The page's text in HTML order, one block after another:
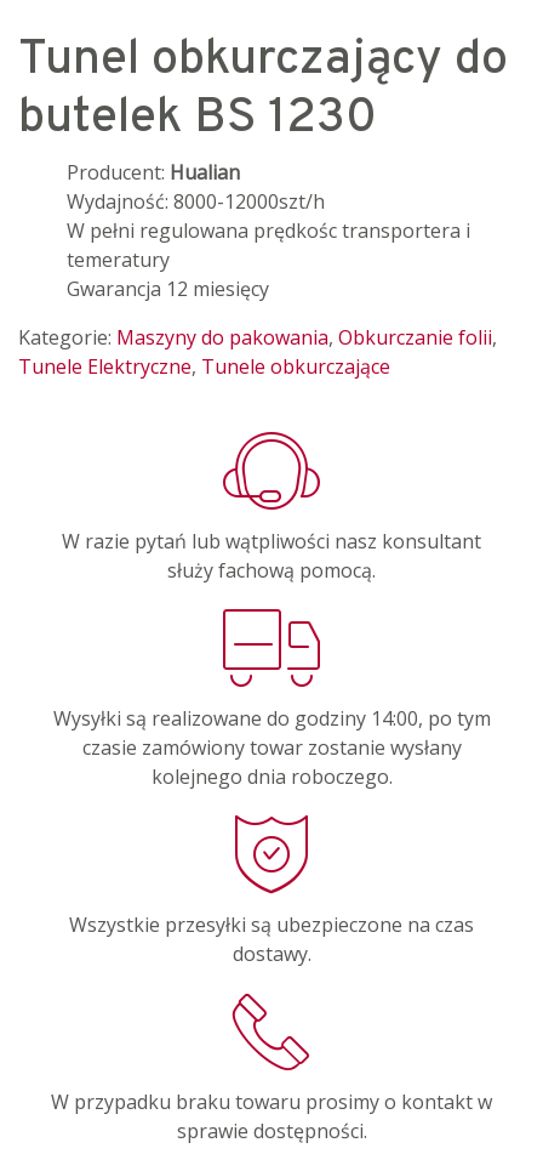
Tunel obkurczający do
butelek BS 1230
Producent: Hualian
Wydajność: 8000-12000szt/h
W pełni regulowana prędkośc transportera i
temeratury
Gwarancja 12 miesięcy
Kategorie: Maszyny do pakowania, Obkurczanie folii,
Tunele Elektryczne, Tunele obkurczające
W razie pytań lub wątpliwości nasz konsultant
służy fachową pomocą.
Wysyłki są realizowane do godziny 14:00, po tym
czasie zamówiony towar zostanie wysłany
kolejnego dnia roboczego.
Wszystkie przesyłki są ubezpieczone na czas
dostawy.
W przypadku braku towaru prosimy o kontakt w
sprawie dostępności.